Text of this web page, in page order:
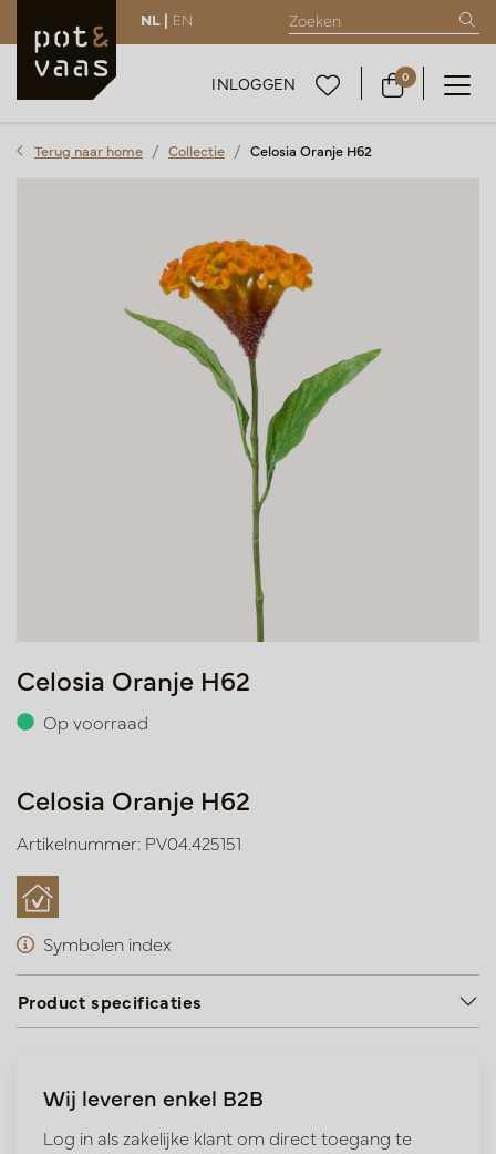
NL | EN
INLOGGEN 0
Terug naar home Collectie Celosia Oranje H62
Celosia Oranje H62
Op voorraad
Celosia Oranje H62
Artikelnummer: PV04.425151
Symbolen index
Product specificaties
Wij leveren enkel B2B
Log in als zakelijke klant om direct toegang te